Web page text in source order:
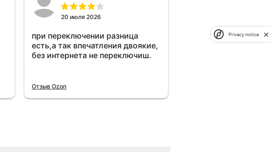
20 июля 2026
при переключении разница
есть,а так впечатления двоякие,
без интернета не переключиш.
Отзыв Ozon
Privacy notice